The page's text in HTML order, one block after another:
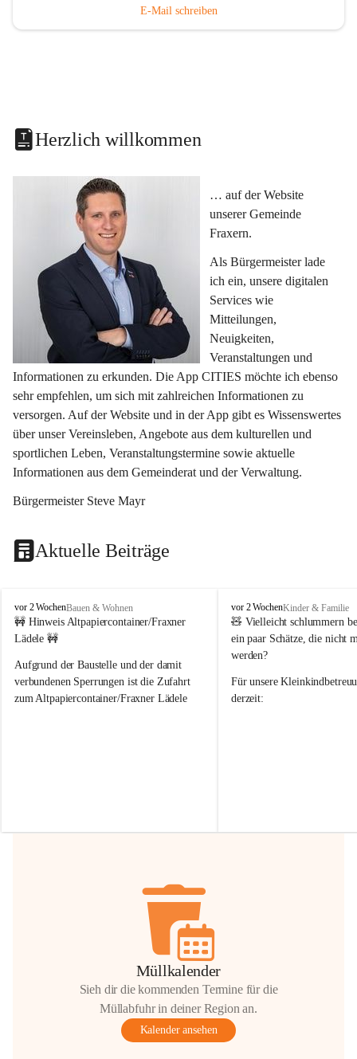
E-Mail schreiben
Herzlich willkommen
… auf der Website
unserer Gemeinde
Fraxern.
Als Bürgermeister lade
ich ein, unsere digitalen
Services wie
Mitteilungen,
Neuigkeiten,
Veranstaltungen und
Informationen zu erkunden. Die App CITIES möchte ich ebenso
sehr empfehlen, um sich mit zahlreichen Informationen zu
versorgen. Auf der Website und in der App gibt es Wissenswertes
über unser Vereinsleben, Angebote aus dem kulturellen und
sportlichen Leben, Veranstaltungstermine sowie aktuelle
Informationen aus dem Gemeinderat und der Verwaltung.
Bürgermeister Steve Mayr
Aktuelle Beiträge
F
r
a
e
r
n
vor 2 WochenBauen & Wohnen
🚧 Hinweis Altpapiercontainer/Fraxner
Lädele 🚧
Aufgrund der Baustelle und der damit
verbundenen Sperrungen ist die Zufahrt
zum Altpapiercontainer/Fraxner Lädele
Hilfsbereitschaft!
F
r
a
x
r
n
vor 2 WochenKinder & Familie
🧸 Vielleicht schlummern
ein paar Schätze, die nicht
werden?
Für unsere
derzeit:
Müllkalender
Sieh dir die kommenden Termine für die
Müllabfuhr in deiner Region an.
Kalender ansehen